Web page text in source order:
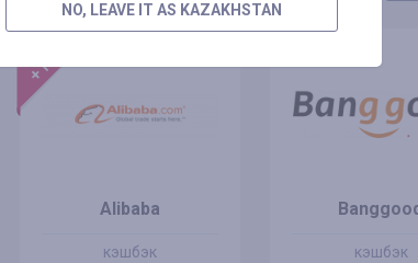
+100%
Alibaba
кэшбэк кэшбэк
NO, LEAVE IT AS KAZAKHSTAN